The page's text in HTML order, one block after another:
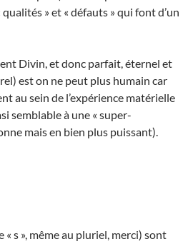
» et « défauts » qui font d’un
Divin, et donc parfait, éternel et
est on ne peut plus humain car
au sein de l’expérience matérielle
semblable à une « super-
mais en bien plus puissant).
« s », même au pluriel, merci) sont